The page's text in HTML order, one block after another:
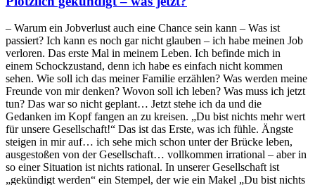
– Warum ein Jobverlust auch eine Chance sein kann – Was ist
passiert? Ich kann es noch gar nicht glauben – ich habe meinen Job
verloren. Das erste Mal in meinem Leben. Ich befinde mich in
einem Schockzustand, denn ich habe es einfach nicht kommen
sehen. Wie soll ich das meiner Familie erzählen? Was werden meine
Freunde von mir denken? Wovon soll ich leben? Was muss ich jetzt
tun? Das war so nicht geplant… Jetzt stehe ich da und die
Gedanken im Kopf fangen an zu kreisen. „Du bist nichts mehr wert
für unsere Gesellschaft!“ Das ist das Erste, was ich fühle. Ängste
steigen in mir auf… ich sehe mich schon unter der Brücke leben,
ausgestoßen von der Gesellschaft… vollkommen irrational – aber in
so einer Situation ist nichts rational. In unserer Gesellschaft ist
„gekündigt werden“ ein Stempel, der wie ein Makel „Du bist nichts